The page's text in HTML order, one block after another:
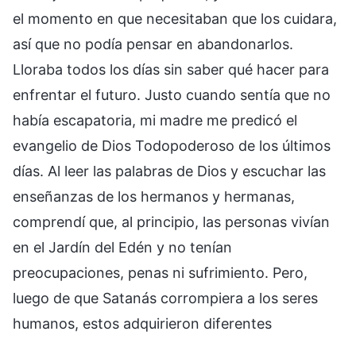
el momento en que necesitaban que los cuidara,
así que no podía pensar en abandonarlos.
Lloraba todos los días sin saber qué hacer para
enfrentar el futuro. Justo cuando sentía que no
había escapatoria, mi madre me predicó el
evangelio de Dios Todopoderoso de los últimos
días. Al leer las palabras de Dios y escuchar las
enseñanzas de los hermanos y hermanas,
comprendí que, al principio, las personas vivían
en el Jardín del Edén y no tenían
preocupaciones, penas ni sufrimiento. Pero,
luego de que Satanás corrompiera a los seres
humanos, estos adquirieron diferentes